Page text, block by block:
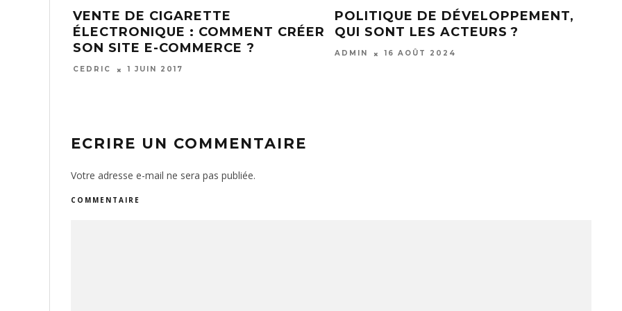
VENTE DE CIGARETTE
ÉLECTRONIQUE : COMMENT CRÉER
SON SITE E-COMMERCE ?
CEDRIC 1 JUIN 2017
POLITIQUE DE DÉVELOPPEMENT,
QUI SONT LES ACTEURS ?
ADMIN 16 AOÛT 2024
ECRIRE UN COMMENTAIRE
Votre adresse e-mail ne sera pas publiée.
COMMENTAIRE